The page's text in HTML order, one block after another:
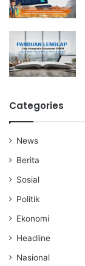
Categories
News
Berita
Sosial
Politik
Ekonomi
Headline
Nasional